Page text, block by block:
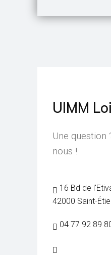
UIMM
Une question
nous !
16 Bd de
42000 Saint-
04 77 92 89